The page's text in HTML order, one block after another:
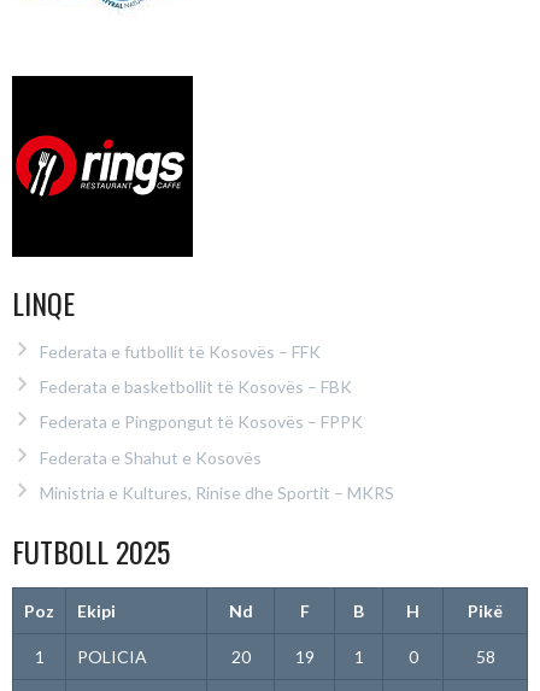
LINQE
Federata e futbollit të Kosovës – FFK
Federata e basketbollit të Kosovës – FBK
Federata e Pingpongut të Kosovës – FPPK
Federata e Shahut e Kosovës
Ministria e Kultures, Rinise dhe Sportit – MKRS
FUTBOLL 2025
Poz Ekipi Nd F B H Pikë
1 POLICIA 20 19 1 0 58